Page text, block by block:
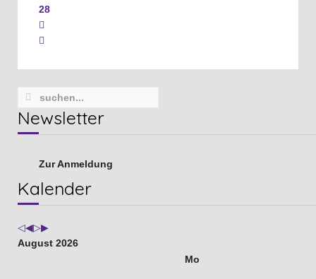
28
Newsletter
Zur Anmeldung
Kalender
Jahr
Monat
Jahr
Monat
August 2026
Mo